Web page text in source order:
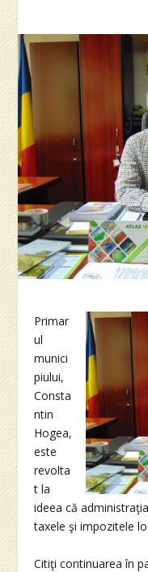
Primar
ul
munici
piului,
Consta
ntin
Hogea,
este
revolta
t la
ideea că
taxele şi impozitele
Citiţi continuarea în